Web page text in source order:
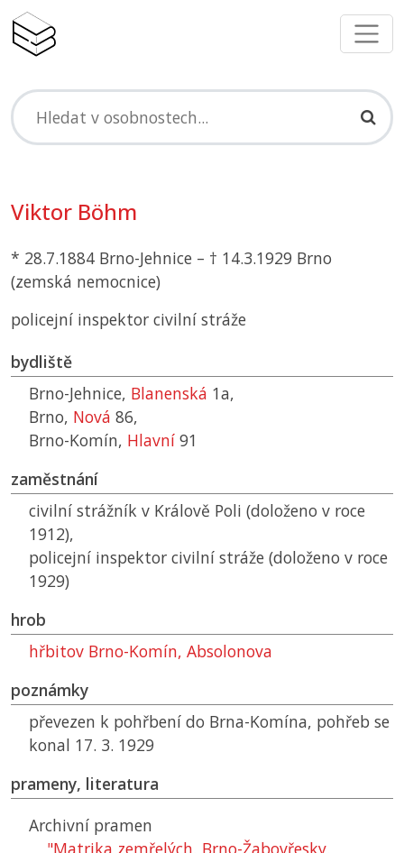
Viktor Böhm
* 28.7.1884 Brno-Jehnice – † 14.3.1929 Brno
(zemská nemocnice)
policejní inspektor civilní stráže
bydliště
Brno-Jehnice, Blanenská 1a,
Brno, Nová 86,
Brno-Komín, Hlavní 91
zaměstnání
civilní strážník v Králově Poli (doloženo v roce
1912),
policejní inspektor civilní stráže (doloženo v roce
1929)
hrob
hřbitov Brno-Komín, Absolonova
poznámky
převezen k pohřbení do Brna-Komína, pohřeb se
konal 17. 3. 1929
prameny, literatura
Archivní pramen